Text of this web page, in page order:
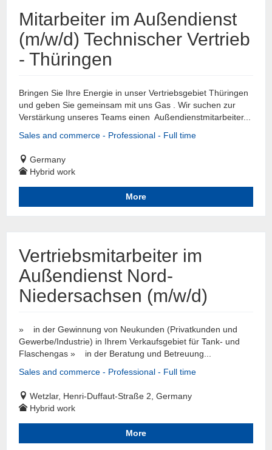
Mitarbeiter im Außendienst
(m/w/d) Technischer Vertrieb
- Thüringen
Bringen Sie Ihre Energie in unser Vertriebsgebiet Thüringen
und geben Sie gemeinsam mit uns Gas . Wir suchen zur
Verstärkung unseres Teams einen Außendienstmitarbeiter...
Sales and commerce - Professional - Full time
Germany
Hybrid work
More
Vertriebsmitarbeiter im
Außendienst Nord-
Niedersachsen (m/w/d)
» in der Gewinnung von Neukunden (Privatkunden und
Gewerbe/Industrie) in Ihrem Verkaufsgebiet für Tank- und
Flaschengas » in der Beratung und Betreuung...
Sales and commerce - Professional - Full time
Wetzlar, Henri-Duffaut-Straße 2, Germany
Hybrid work
More